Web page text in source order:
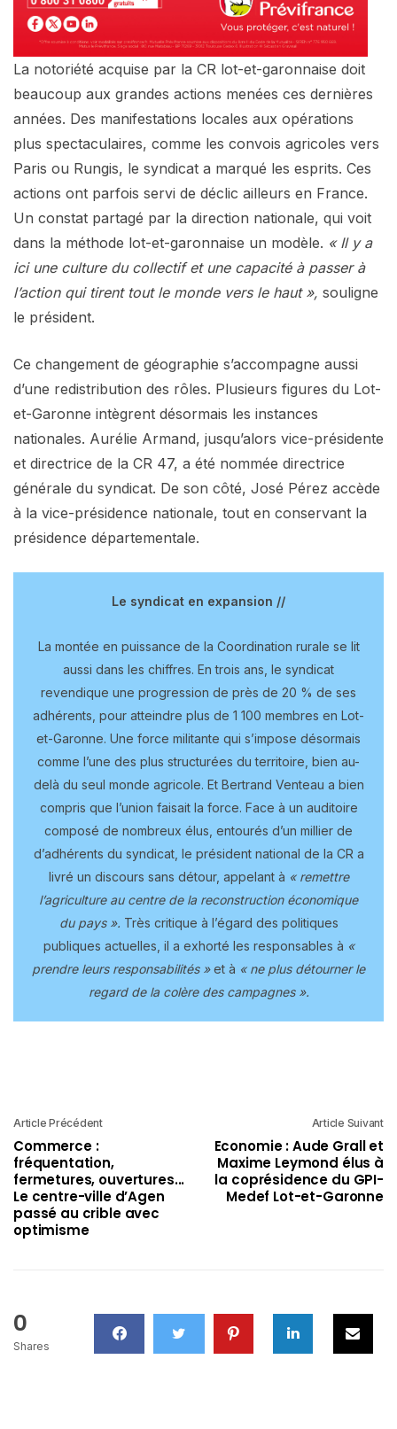
La notoriété acquise par la CR lot-et-garonnaise doit
beaucoup aux grandes actions menées ces dernières
années. Des manifestations locales aux opérations
plus spectaculaires, comme les convois agricoles vers
Paris ou Rungis, le syndicat a marqué les esprits. Ces
actions ont parfois servi de déclic ailleurs en France.
Un constat partagé par la direction nationale, qui voit
dans la méthode lot-et-garonnaise un modèle. « Il y a
ici une culture du collectif et une capacité à passer à
l’action qui tirent tout le monde vers le haut », souligne
le président.
Ce changement de géographie s’accompagne aussi
d’une redistribution des rôles. Plusieurs figures du Lot-
et-Garonne intègrent désormais les instances
nationales. Aurélie Armand, jusqu’alors vice-présidente
et directrice de la CR 47, a été nommée directrice
générale du syndicat. De son côté, José Pérez accède
à la vice-présidence nationale, tout en conservant la
présidence départementale.
Le syndicat en expansion //
La montée en puissance de la Coordination rurale se lit
aussi dans les chiffres. En trois ans, le syndicat
revendique une progression de près de 20 % de ses
adhérents, pour atteindre plus de 1 100 membres en Lot-
et-Garonne. Une force militante qui s’impose désormais
comme l’une des plus structurées du territoire, bien au-
delà du seul monde agricole. Et Bertrand Venteau a bien
compris que l’union faisait la force. Face à un auditoire
composé de nombreux élus, entourés d’un millier de
d’adhérents du syndicat, le président national de la CR a
livré un discours sans détour, appelant à « remettre
l’agriculture au centre de la reconstruction économique
du pays ». Très critique à l’égard des politiques
publiques actuelles, il a exhorté les responsables à «
prendre leurs responsabilités »et à « ne plus détourner le
regard de la colère des campagnes ».
Article Précédent
Commerce :
fréquentation,
fermetures, ouvertures...
Le centre-ville d’Agen
passé au crible avec
optimisme
Article Suivant
Economie : Aude Grall et
Maxime Leymond élus à
la coprésidence du GPI-
Medef Lot-et-Garonne
0
Shares